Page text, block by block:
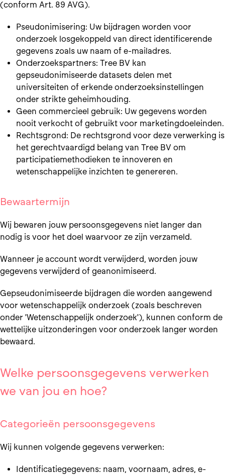
(conform Art. 89 AVG).
Pseudonimisering: Uw bijdragen worden voor
onderzoek losgekoppeld van direct identificerende
gegevens zoals uw naam of e-mailadres.
Onderzoekspartners: Tree BV kan
gepseudonimiseerde datasets delen met
universiteiten of erkende onderzoeksinstellingen
onder strikte geheimhouding.
Geen commercieel gebruik: Uw gegevens worden
nooit verkocht of gebruikt voor marketingdoeleinden.
Rechtsgrond: De rechtsgrond voor deze verwerking is
het gerechtvaardigd belang van Tree BV om
participatiemethodieken te innoveren en
wetenschappelijke inzichten te genereren.
Bewaartermijn
Wij bewaren jouw persoonsgegevens niet langer dan
nodig is voor het doel waarvoor ze zijn verzameld.
Wanneer je account wordt verwijderd, worden jouw
gegevens verwijderd of geanonimiseerd.
Gepseudonimiseerde bijdragen die worden aangewend
voor wetenschappelijk onderzoek (zoals beschreven
onder 'Wetenschappelijk onderzoek'), kunnen conform de
wettelijke uitzonderingen voor onderzoek langer worden
bewaard.
Welke persoonsgegevens verwerken
we van jou en hoe?
Categorieën persoonsgegevens
Wij kunnen volgende gegevens verwerken:
Identificatiegegevens: naam, voornaam, adres, e-